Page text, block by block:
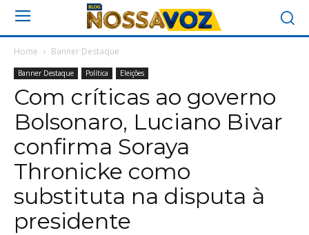
Home Banner Destaque
Banner Destaque Política Eleições
Com críticas ao governo
Bolsonaro, Luciano Bivar
confirma Soraya
Thronicke como
substituta na disputa à
presidente